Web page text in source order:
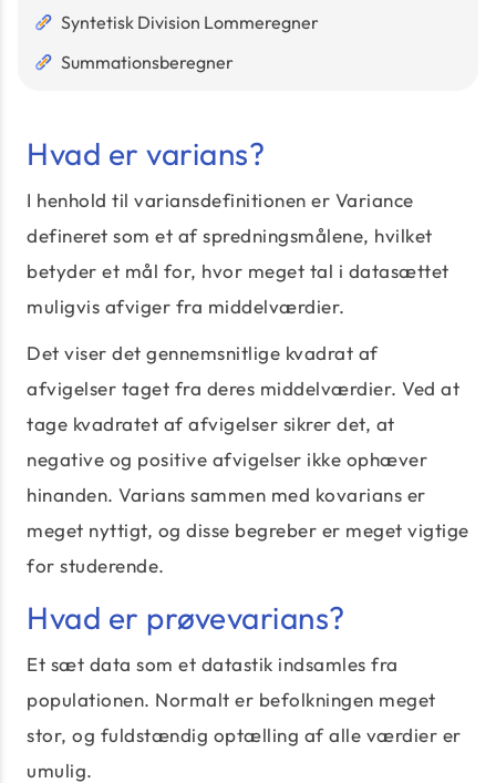
Syntetisk Division Lommeregner
Summationsberegner
Hvad er varians?
I henhold til variansdefinitionen er Variance
defineret som et af spredningsmålene, hvilket
betyder et mål for, hvor meget tal i datasættet
muligvis afviger fra middelværdier.
Det viser det gennemsnitlige kvadrat af
afvigelser taget fra deres middelværdier. Ved at
tage kvadratet af afvigelser sikrer det, at
negative og positive afvigelser ikke ophæver
hinanden. Varians sammen med kovarians er
meget nyttigt, og disse begreber er meget vigtige
for studerende.
Hvad er prøvevarians?
Et sæt data som et datastik indsamles fra
populationen. Normalt er befolkningen meget
stor, og fuldstændig optælling af alle værdier er
umulig.